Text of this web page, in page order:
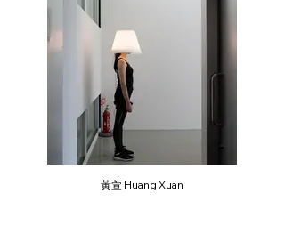
黃萱 Huang Xuan